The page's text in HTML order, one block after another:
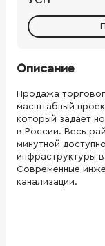
Описание
Продажа
масштабный
который задает
в России. Весь
минутной
инфраструктуры
Современные
канализации.